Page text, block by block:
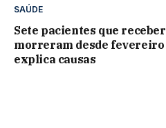
SAÚDE
Sete pacientes que
morreram desde
explica causas